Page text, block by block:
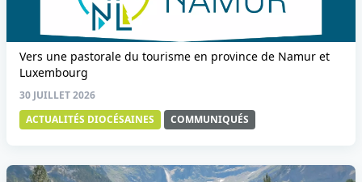
Vers une pastorale du tourisme en province de Namur et
Luxembourg
30 JUILLET 2026
ACTUALITÉS DIOCÉSAINES
COMMUNIQUÉS